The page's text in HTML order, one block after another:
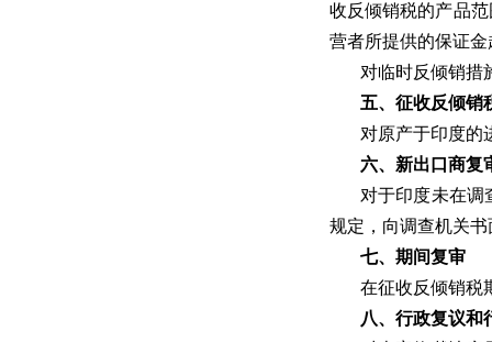
收反倾销税的产品
营者所提供的保证
对临时反倾销措
五、征收反倾销
对原产于印度的
六、新出口商复
对于印度未在调
规定，向调查机关
七、期间复审
在征收反倾销税
八、行政复议和